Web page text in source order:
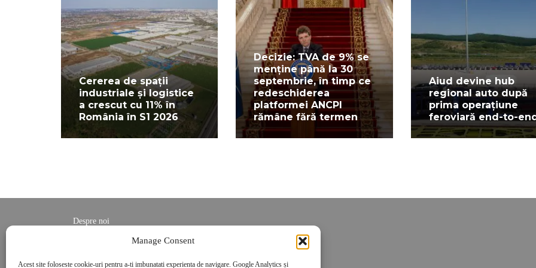
Manage Consent
Acest site foloseste cookie-uri pentru a-ti imbunatati experienta de navigare. Google Analytics și
Cererea de spații
industriale și logistice
a crescut cu 11% în
România în S1 2026
Decizie: TVA de 9% se
menține până la 30
septembrie, în timp ce
redeschiderea
platformei ANCPI
rămâne fără termen
Aiud devine hub
regional auto după
prima operațiune
feroviară end-to-
Despre noi